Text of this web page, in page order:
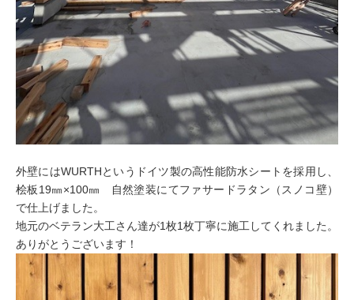
外壁にはWURTHというドイツ製の高性能防水シートを採用し、
桧板19㎜×100㎜ 自然塗装にてファサードラタン（スノコ壁）
で仕上げました。
地元のベテラン大工さん達が1枚1枚丁寧に施工してくれました。
ありがとうございます！